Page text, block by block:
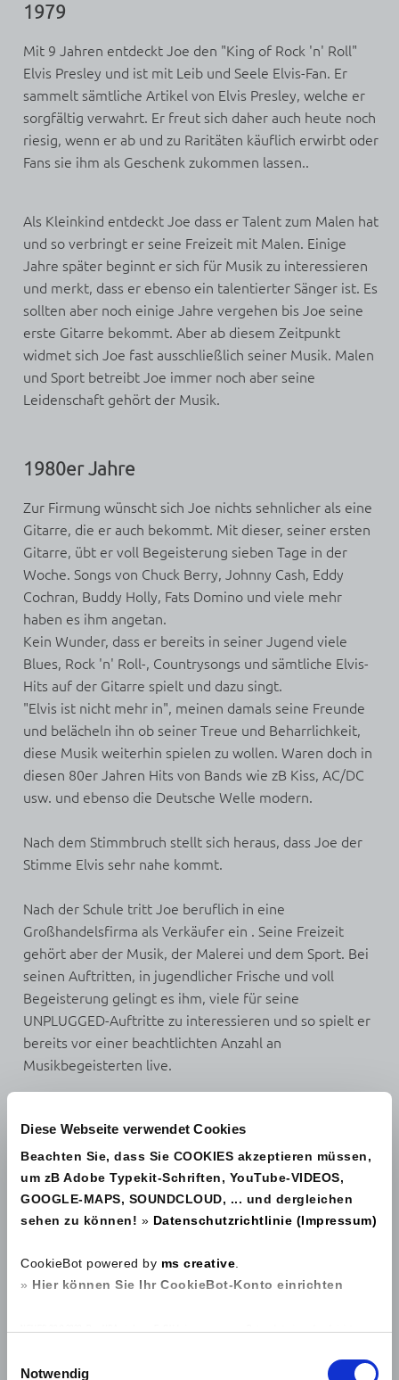
Diese Webseite verwendet Cookies
Beachten Sie, dass Sie COOKIES akzeptieren müssen,
um zB Adobe Typekit-Schriften, YouTube-VIDEOS,
GOOGLE-MAPS, SOUNDCLOUD, ... und dergleichen
sehen zu können! » Datenschutzrichtlinie (Impressum)
CookieBot powered by ms creative.
» Hier können Sie Ihr CookieBot-Konto einrichten
Rechtschutz personenbezogener Daten. Es besteht das Risiko, dass zB Geheimdienste oder
Notwendig
1979
Mit 9 Jahren entdeckt Joe den "King of Rock 'n' Roll"
Elvis Presley und ist mit Leib und Seele Elvis-Fan. Er
sammelt sämtliche Artikel von Elvis Presley, welche er
sorgfältig verwahrt. Er freut sich daher auch heute noch
riesig, wenn er ab und zu Raritäten käuflich erwirbt oder
Fans sie ihm als Geschenk zukommen lassen..
Als Kleinkind entdeckt Joe dass er Talent zum Malen hat
und so verbringt er seine Freizeit mit Malen. Einige
Jahre später beginnt er sich für Musik zu interessieren
und merkt, dass er ebenso ein talentierter Sänger ist. Es
sollten aber noch einige Jahre vergehen bis Joe seine
erste Gitarre bekommt. Aber ab diesem Zeitpunkt
widmet sich Joe fast ausschließlich seiner Musik. Malen
und Sport betreibt Joe immer noch aber seine
Leidenschaft gehört der Musik.
1980er Jahre
Zur Firmung wünscht sich Joe nichts sehnlicher als eine
Gitarre, die er auch bekommt. Mit dieser, seiner ersten
Gitarre, übt er voll Begeisterung sieben Tage in der
Woche. Songs von Chuck Berry, Johnny Cash, Eddy
Cochran, Buddy Holly, Fats Domino und viele mehr
haben es ihm angetan.
Kein Wunder, dass er bereits in seiner Jugend viele
Blues, Rock 'n' Roll-, Countrysongs und sämtliche Elvis-
Hits auf der Gitarre spielt und dazu singt.
"Elvis ist nicht mehr in", meinen damals seine Freunde
und belächeln ihn ob seiner Treue und Beharrlichkeit,
diese Musik weiterhin spielen zu wollen. Waren doch in
diesen 80er Jahren Hits von Bands wie zB Kiss, AC/DC
usw. und ebenso die Deutsche Welle modern.
Nach dem Stimmbruch stellt sich heraus, dass Joe der
Stimme Elvis sehr nahe kommt.
Nach der Schule tritt Joe beruflich in eine
Großhandelsfirma als Verkäufer ein . Seine Freizeit
gehört aber der Musik, der Malerei und dem Sport. Bei
seinen Auftritten, in jugendlicher Frische und voll
Begeisterung gelingt es ihm, viele für seine
UNPLUGGED-Auftritte zu interessieren und so spielt er
bereits vor einer beachtlichten Anzahl an
Musikbegeisterten live.
2002
beschließt er, die Musik und die Malerei ganz zu seinem
Lebensinhalt zu machen. Er gibt den Beruf auf und
macht sich selbständig.
2005
Oberösterreich, in einem idyllischem Häuschen, wo er